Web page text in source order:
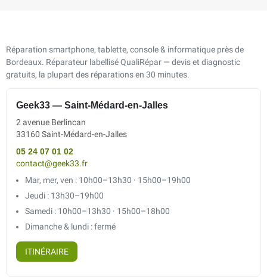
Réparation smartphone, tablette, console & informatique près de
Bordeaux. Réparateur labellisé QualiRépar — devis et diagnostic
gratuits, la plupart des réparations en 30 minutes.
Geek33 — Saint-Médard-en-Jalles
2 avenue Berlincan
33160 Saint-Médard-en-Jalles
05 24 07 01 02
contact@geek33.fr
Mar, mer, ven : 10h00–13h30 · 15h00–19h00
Jeudi : 13h30–19h00
Samedi : 10h00–13h30 · 15h00–18h00
Dimanche & lundi : fermé
ITINÉRAIRE